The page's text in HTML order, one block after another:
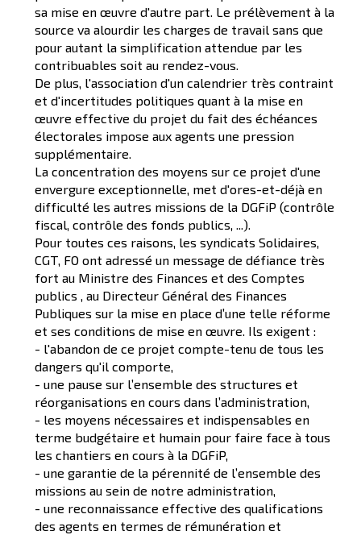
sa mise en œuvre d'autre part. Le prélèvement à la
source va alourdir les charges de travail sans que
pour autant la simplification attendue par les
contribuables soit au rendez-vous.
De plus, l'association d'un calendrier très contraint
et d'incertitudes politiques quant à la mise en
œuvre effective du projet du fait des échéances
électorales impose aux agents une pression
supplémentaire.
La concentration des moyens sur ce projet d'une
envergure exceptionnelle, met d'ores-et-déjà en
difficulté les autres missions de la DGFiP (contrôle
fiscal, contrôle des fonds publics, ...).
Pour toutes ces raisons, les syndicats Solidaires,
CGT, FO ont adressé un message de défiance très
fort au Ministre des Finances et des Comptes
publics , au Directeur Général des Finances
Publiques sur la mise en place d’une telle réforme
et ses conditions de mise en œuvre. Ils exigent :
- l'abandon de ce projet compte-tenu de tous les
dangers qu'il comporte,
- une pause sur l’ensemble des structures et
réorganisations en cours dans l’administration,
- les moyens nécessaires et indispensables en
terme budgétaire et humain pour faire face à tous
les chantiers en cours à la DGFiP,
- une garantie de la pérennité de l’ensemble des
missions au sein de notre administration,
- une reconnaissance effective des qualifications
des agents en termes de rémunération et